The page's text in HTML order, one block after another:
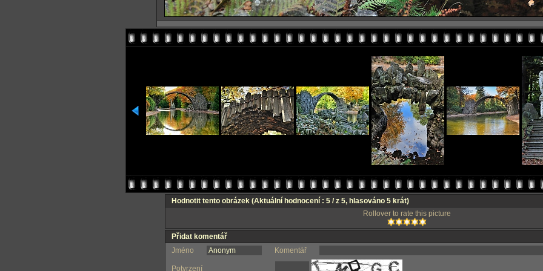
Hodnotit tento obrázek (Aktuální hodnocení : 5 / z 5, hlasováno 5 krát)
Rollover to rate this picture
Přidat komentář
Jméno
Komentář
Potvrzení